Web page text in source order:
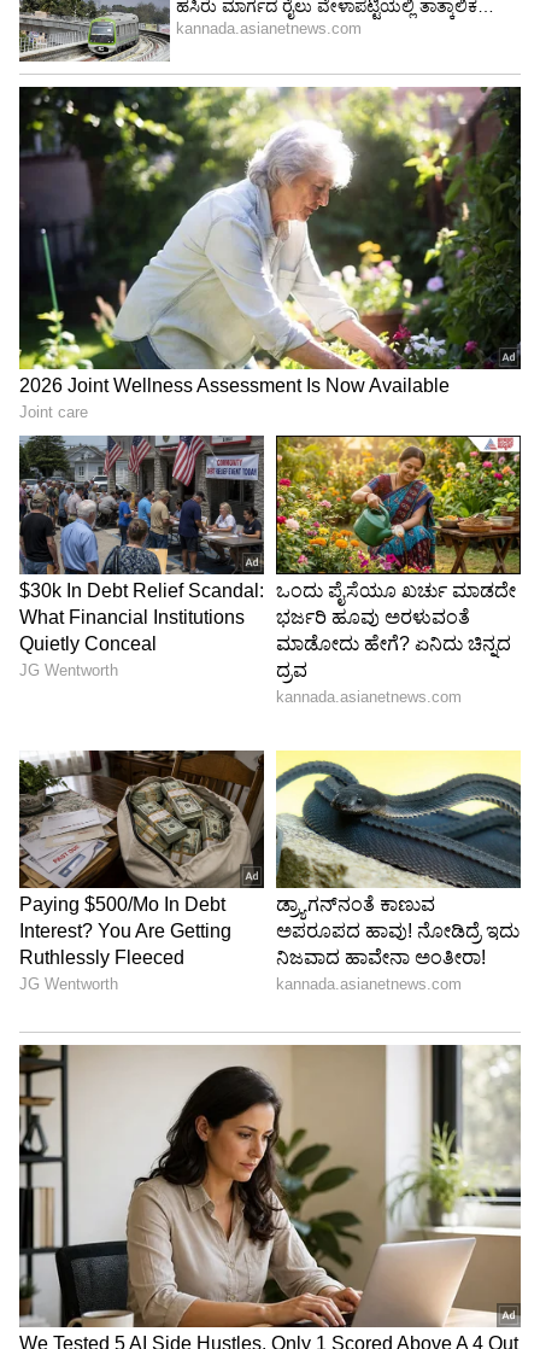
Image Credit :Asianet News
ಧನು ರಾಶಿ
ಧನು ರಾಶಿಯವರು ಜಾಗರೂಕರಾಗಿರಬೇಕು. ಅನಿರೀಕ್ಷಿತ
ವೆಚ್ಚಗಳು ಉದ್ಭವಿಸಬಹುದು ಮತ್ತು ಭಾವನೆಗಳು
ಹೆಚ್ಚಾಗಬಹುದು. ಸಂಬಂಧಗಳು ಕಷ್ಟಕರವೆಂದು ತೋರುತ್ತದೆ.
ಪ್ರಮುಖ ಆರ್ಥಿಕ ನಿರ್ಧಾರಗಳನ್ನು ಆತುರದಿಂದ
ತೆಗೆದುಕೊಳ್ಳುವುದನ್ನು ತಪ್ಪಿಸಿ.
5
5
Image Credit :
ಮಕರ ರಾಶಿಯವರಿಗೆ, ಶುಕ್ರನ ಸಂಚಾರವು ಪಾಲುದಾರಿಕೆ
ಮತ್ತು ಸಂಬಂಧಗಳಲ್ಲಿ ಬದಲಾವಣೆಗಳನ್ನು ತರುತ್ತದೆ. ಹೊಸ
ವ್ಯವಹಾರ ಅವಕಾಶಗಳು ಉದ್ಭವಿಸಬಹುದು, ಆದರೆ
ಸ್ಪರ್ಧಿಗಳು ಮತ್ತು ಅನಗತ್ಯ ವಿವಾದಗಳಿಂದ ದೂರವಿರಿ.
ವಾದಗಳನ್ನು ತಪ್ಪಿಸಿ; ಶಾಂತ ಮತ್ತು ಸಂಯಮದಿಂದಿರಿ.
LATEST VIDEOS